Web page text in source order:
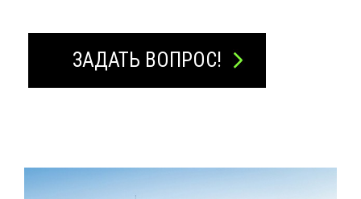
ЗАДАТЬ ВОПРОС!